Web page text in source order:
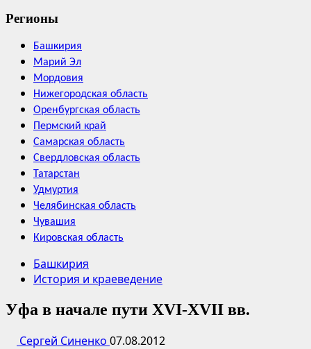
Регионы
Башкирия
Марий Эл
Мордовия
Нижегородская область
Оренбургская область
Пермский край
Самарская область
Свердловская область
Татарстан
Удмуртия
Челябинская область
Чувашия
Кировская область
Башкирия
История и краеведение
Уфа в начале пути XVI-XVII вв.
Сергей Синенко 07.08.2012